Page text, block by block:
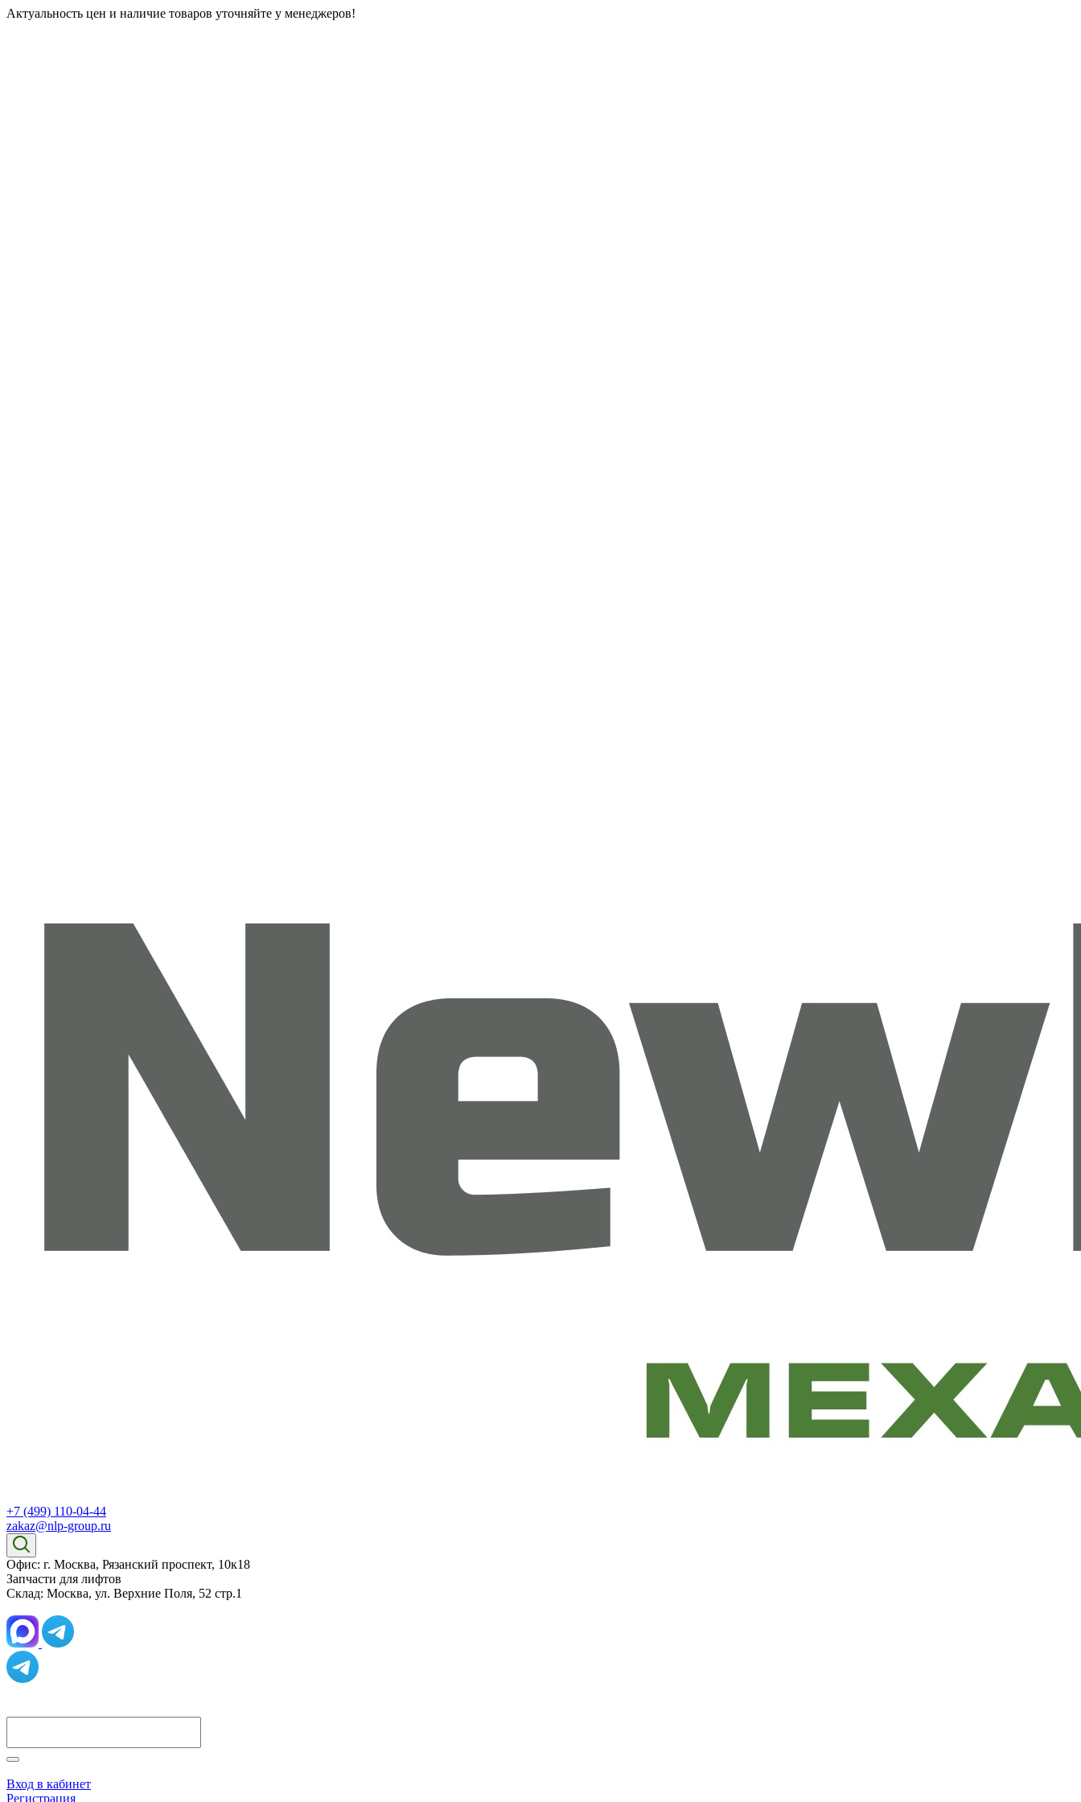
Актуальность цен и наличие товаров уточняйте у менеджеров!
+7 (499) 110-04-44
zakaz@nlp-group.ru
Офис: г. Москва, Рязанский проспект, 10к18
Запчасти для лифтов
Склад: Москва, ул. Верхние Поля, 52 стр.1
Вход в кабинет
Регистрация